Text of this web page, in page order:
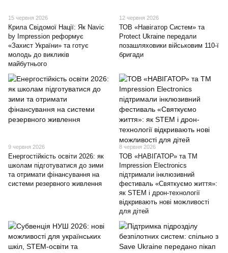
15 червня 2026
Крила Свідомої Нації: Як Navic
by Impression реформує
«Захист України» та готує
молодь до викликів
майбутнього
12 червня 2026
ТОВ «Навігатор Систем» та
Protect Ukraine передали
позашляховики військовим 110-ї
бригади
9 червня 2026
Енергостійкість освіти 2026: як
школам підготуватися до зими
та отримати фінансування на
системи резервного живлення
8 червня 2026
ТОВ «НАВІГАТОР» та ТМ
Impression Electronics
підтримали інклюзивний
фестиваль «Святкуємо життя»:
як STEM і дрон-технології
відкривають нові можливості
для дітей